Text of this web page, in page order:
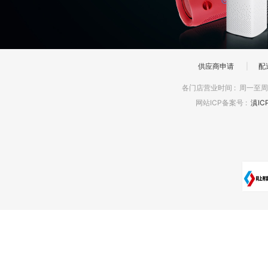
供应商申请 配
各门店营业时间 : 周一至
网站ICP备案号 : 滇